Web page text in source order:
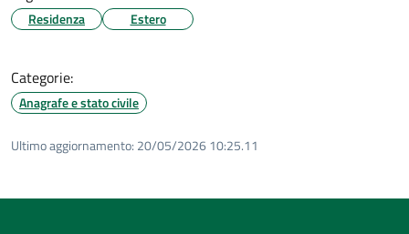
Residenza Estero
Categorie:
Anagrafe e stato civile
Ultimo aggiornamento: 20/05/2026 10:25.11